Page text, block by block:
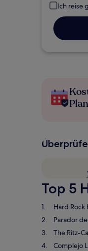
Ich reise
Top 5
Hard
Parador
The Ritz-
Complejo